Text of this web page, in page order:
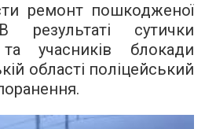
ремонт пошкодженої
результаті сутички
та учасників блокади
області поліцейський